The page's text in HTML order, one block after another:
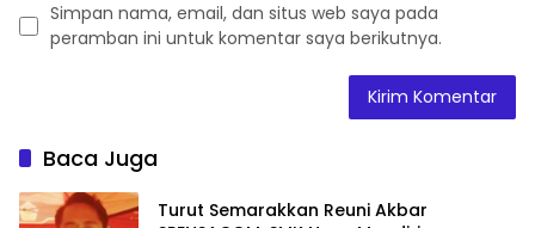
Simpan nama, email, dan situs web saya pada
peramban ini untuk komentar saya berikutnya.
Baca Juga
Turut Semarakkan Reuni Akbar